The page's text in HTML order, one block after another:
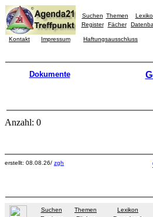
Suchen Themen
Register
Fächer
Kontakt Impressum Haftungsausschluss
Dokumente
Anzahl: 0
erstellt: 08.08.26/ zgh
Suchen Themen
Lexikon